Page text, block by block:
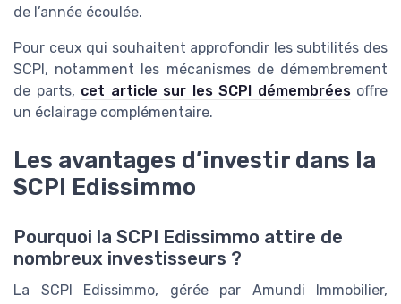
de l’année écoulée.
Pour ceux qui souhaitent approfondir les subtilités des
SCPI, notamment les mécanismes de démembrement
de parts, cet article sur les SCPI démembréesoffre
un éclairage complémentaire.
Les avantages d’investir dans la
SCPI Edissimmo
Pourquoi la SCPI Edissimmo attire de
nombreux investisseurs ?
La SCPI Edissimmo, gérée par Amundi Immobilier,